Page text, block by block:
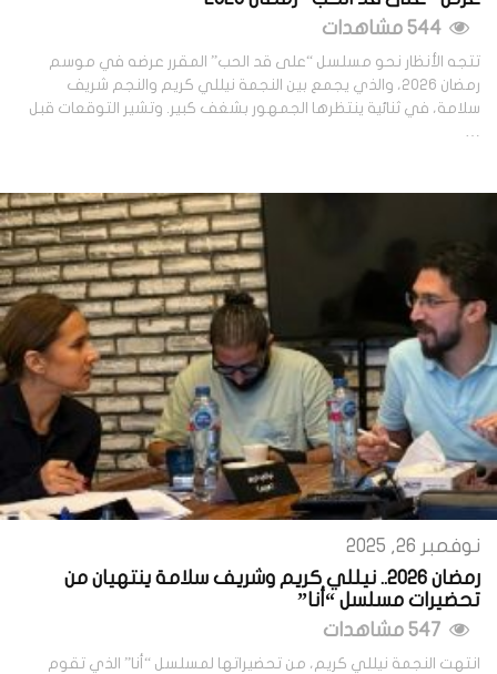
تتجه الأنظار نحو مسلسل “على قد الحب” المقرر عرضه في موسم
رمضان 2026، والذي يجمع بين النجمة نيللي كريم والنجم شريف
سلامة، في ثنائية ينتظرها الجمهور بشغف كبير. وتشير التوقعات قبل
نوفمبر 26, 2025
رمضان 2026.. نيللي كريم وشريف سلامة ينتهيان من
تحضيرات مسلسل “أنا”
انتهت النجمة نيللي كريم، من تحضيراتها لمسلسل “أنا” الذي تقوم